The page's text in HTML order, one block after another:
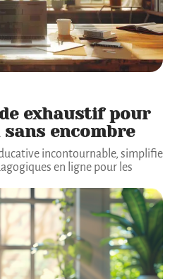
exhaustif pour
encombre
incontournable, simplifie
en ligne pour les